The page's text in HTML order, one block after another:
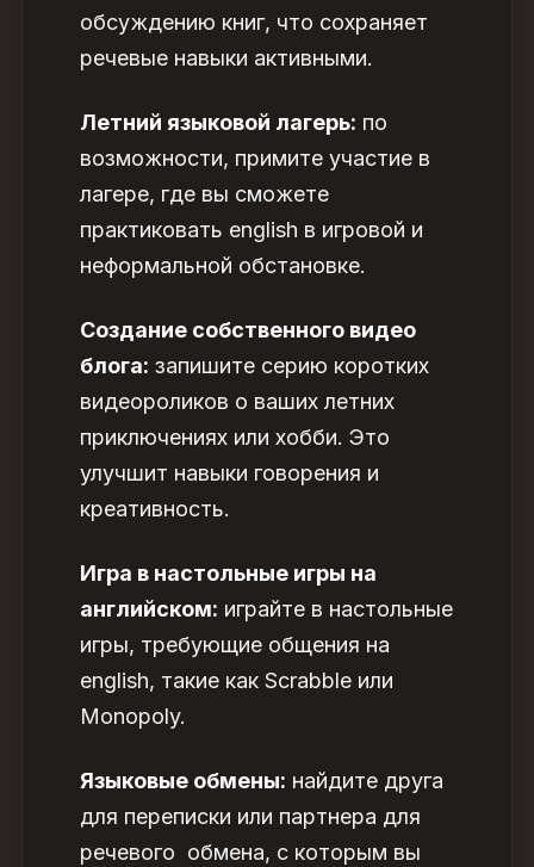
обсуждению книг, что сохраняет
речевые навыки активными.
Летний языковой лагерь: по
возможности, примите участие в
лагере, где вы сможете
практиковать english в игровой и
неформальной обстановке.
Создание собственного видео
блога: запишите серию коротких
видеороликов о ваших летних
приключениях или хобби. Это
улучшит навыки говорения и
креативность.
Игра в настольные игры на
английском: играйте в настольные
игры, требующие общения на
english, такие как Scrabble или
Monopoly.
Языковые обмены: найдите друга
для переписки или партнера для
речевого обмена, с которым вы